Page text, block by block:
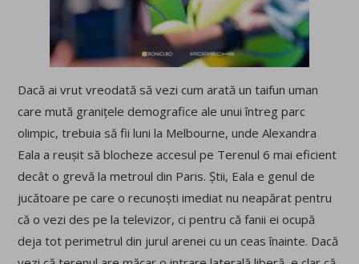
Dacă ai vrut vreodată să vezi cum arată un taifun uman
care mută granițele demografice ale unui întreg parc
olimpic, trebuia să fii luni la Melbourne, unde Alexandra
Eala a reușit să blocheze accesul pe Terenul 6 mai eficient
decât o grevă la metroul din Paris. Știi, Eala e genul de
jucătoare pe care o recunoști imediat nu neapărat pentru
că o vezi des pe la televizor, ci pentru că fanii ei ocupă
deja tot perimetrul din jurul arenei cu un ceas înainte. Dacă